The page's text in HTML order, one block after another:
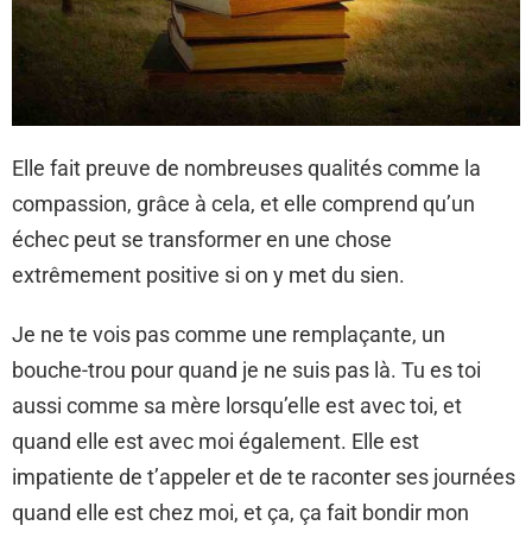
Elle fait preuve de nombreuses qualités comme la
compassion, grâce à cela, et elle comprend qu’un
échec peut se transformer en une chose
extrêmement positive si on y met du sien.
Je ne te vois pas comme une remplaçante, un
bouche-trou pour quand je ne suis pas là. Tu es toi
aussi comme sa mère lorsqu’elle est avec toi, et
quand elle est avec moi également. Elle est
impatiente de t’appeler et de te raconter ses journées
quand elle est chez moi, et ça, ça fait bondir mon